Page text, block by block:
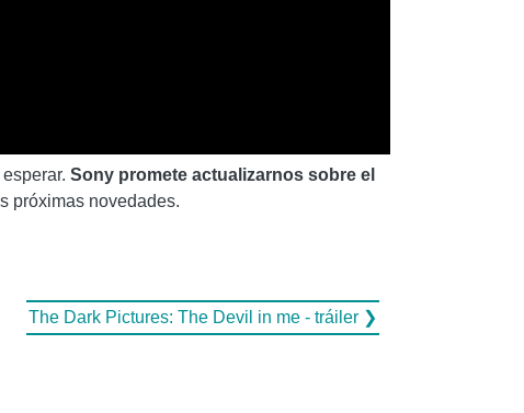
Sony promete actualizarnos sobre el
próximas novedades.
The Dark Pictures: The Devil in me - tráiler ❯